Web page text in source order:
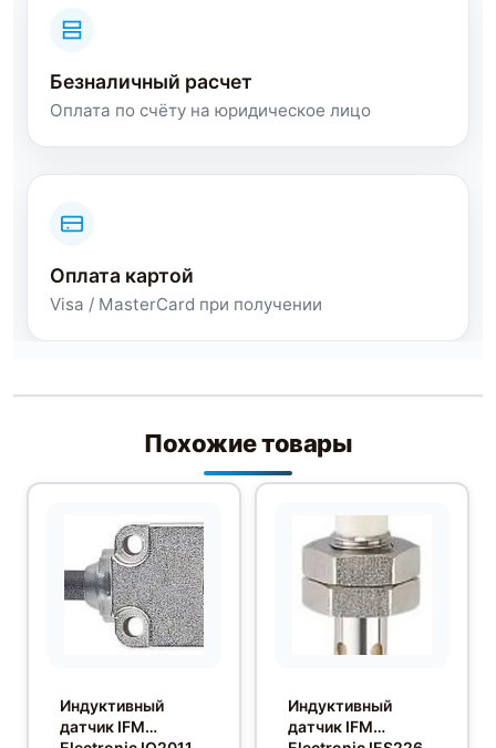
Безналичный расчет
Оплата по счёту на юридическое лицо
Оплата картой
Visa / MasterCard при получении
Похожие товары
Индуктивный
датчик IFM
Индуктивный
датчик IFM